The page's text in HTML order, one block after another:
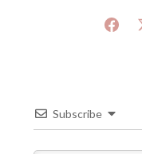
Subscribe